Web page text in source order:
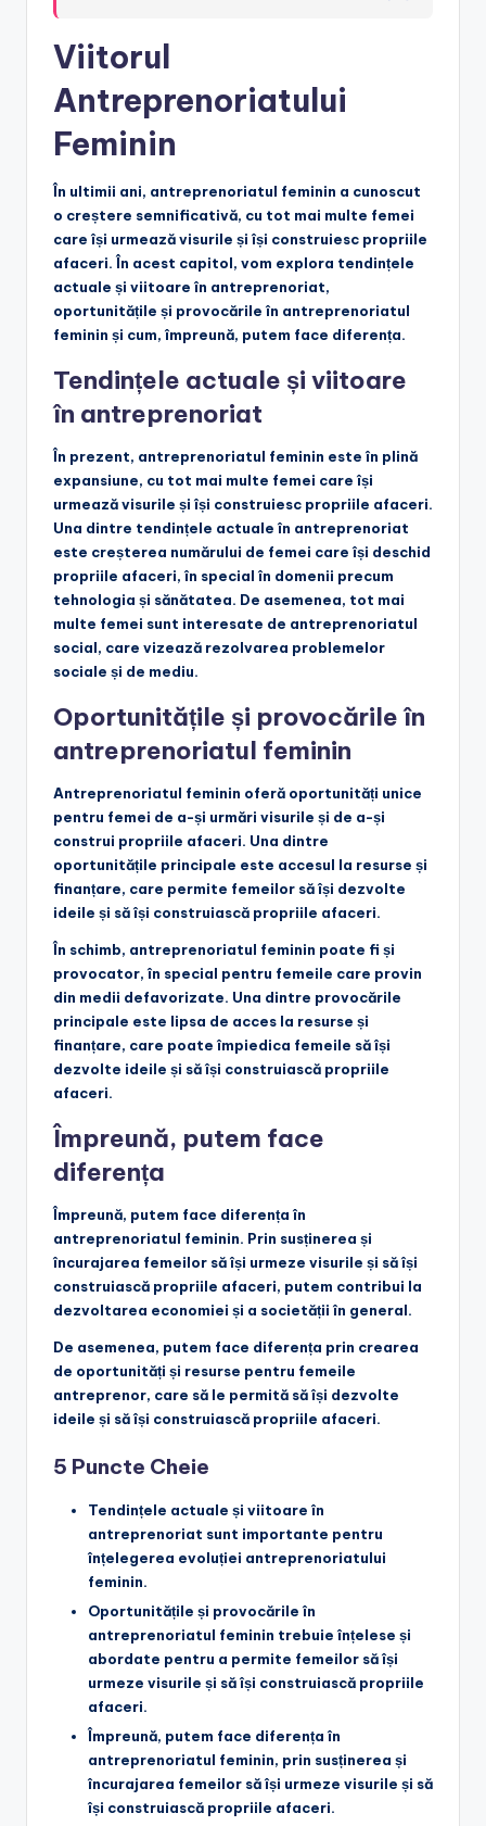
Viitorul
Antreprenoriatului
Feminin
În ultimii ani, antreprenoriatul feminin a cunoscut
o creștere semnificativă, cu tot mai multe femei
care își urmează visurile și își construiesc propriile
afaceri. În acest capitol, vom explora tendințele
actuale și viitoare în antreprenoriat,
oportunitățile și provocările în antreprenoriatul
feminin și cum, împreună, putem face diferența.
Tendințele actuale și viitoare
în antreprenoriat
În prezent, antreprenoriatul feminin este în plină
expansiune, cu tot mai multe femei care își
urmează visurile și își construiesc propriile afaceri.
Una dintre tendințele actuale în antreprenoriat
este creșterea numărului de femei care își deschid
propriile afaceri, în special în domenii precum
tehnologia și sănătatea. De asemenea, tot mai
multe femei sunt interesate de antreprenoriatul
social, care vizează rezolvarea problemelor
sociale și de mediu.
Oportunitățile și provocările în
antreprenoriatul feminin
Antreprenoriatul feminin oferă oportunități unice
pentru femei de a-și urmări visurile și de a-și
construi propriile afaceri. Una dintre
oportunitățile principale este accesul la resurse și
finanțare, care permite femeilor să își dezvolte
ideile și să își construiască propriile afaceri.
În schimb, antreprenoriatul feminin poate fi și
provocator, în special pentru femeile care provin
din medii defavorizate. Una dintre provocările
principale este lipsa de acces la resurse și
finanțare, care poate împiedica femeile să își
dezvolte ideile și să își construiască propriile
afaceri.
Împreună, putem face
diferența
Împreună, putem face diferența în
antreprenoriatul feminin. Prin susținerea și
încurajarea femeilor să își urmeze visurile și să își
construiască propriile afaceri, putem contribui la
dezvoltarea economiei și a societății în general.
De asemenea, putem face diferența prin crearea
de oportunități și resurse pentru femeile
antreprenor, care să le permită să își dezvolte
ideile și să își construiască propriile afaceri.
5 Puncte Cheie
Tendințele actuale și viitoare în
antreprenoriat sunt importante pentru
înțelegerea evoluției antreprenoriatului
feminin.
Oportunitățile și provocările în
antreprenoriatul feminin trebuie înțelese și
abordate pentru a permite femeilor să își
urmeze visurile și să își construiască propriile
afaceri.
Împreună, putem face diferența în
antreprenoriatul feminin, prin susținerea și
încurajarea femeilor să își urmeze visurile și să
își construiască propriile afaceri.